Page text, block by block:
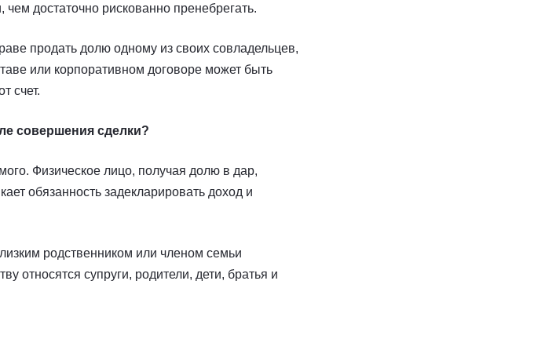
достаточно рискованно пренебрегать.
продать долю одному из своих совладельцев,
или корпоративном договоре может быть
счет.
совершения сделки?
Физическое лицо, получая долю в дар,
обязанность задекларировать доход и
родственником или членом семьи
относятся супруги, родители, дети, братья и